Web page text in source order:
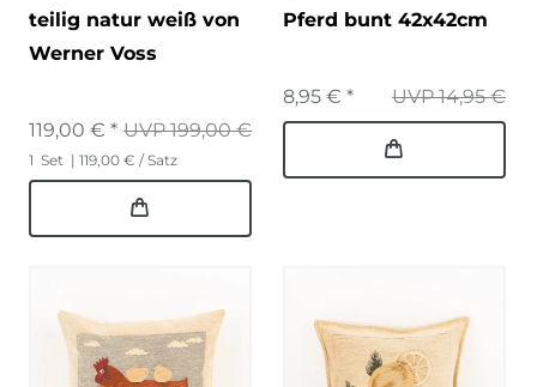
teilig natur weiß von
Werner Voss
UVP 199,00 €
119,00 € *
1 Set | 119,00 € / Satz
Pferd bunt 42x42cm
UVP 14,95 €
8,95 € *